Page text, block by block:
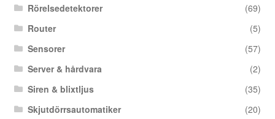
Rörelsedetektorer
(69)
Router
(5)
Sensorer
(57)
Server & hårdvara
(2)
Siren & blixtljus
(35)
Skjutdörrsautomatiker
(20)